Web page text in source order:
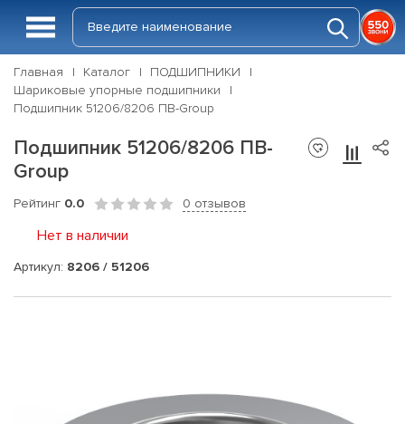
Главная Каталог
ПОДШИПНИКИ
Шариковые упорные подшипники
Подшипник 51206/8206 ПВ-Group
Подшипник 51206/8206 ПВ-
Group
Рейтинг 0.0 0 отзывов
Нет в наличии
Артикул: 8206 / 51206